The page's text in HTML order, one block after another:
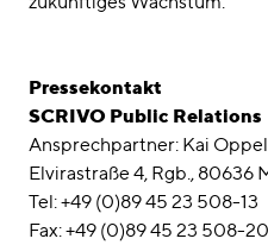
Pressekontakt
SCRIVO Public Relations
Ansprechpartner: Kai
Elvirastraße 4, Rgb., 80636
Tel: +49 (0)89 45 23 508-13
Fax: +49 (0)89 45 23 508-20